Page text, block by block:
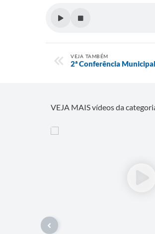
VEJA TAMBÉM
2ª Conferência
VEJA MAIS vídeos da